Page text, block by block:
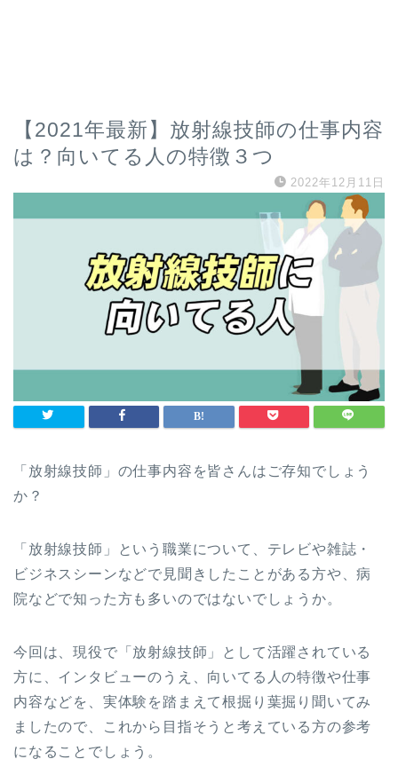
【2021年最新】放射線技師の仕事内容
は？向いてる人の特徴３つ
2022年12月11日
「放射線技師」の仕事内容を皆さんはご存知でしょう
か？
「放射線技師」という職業について、テレビや雑誌・
ビジネスシーンなどで見聞きしたことがある方や、病
院などで知った方も多いのではないでしょうか。
今回は、現役で「放射線技師」として活躍されている
方に、インタビューのうえ、向いてる人の特徴や仕事
内容などを、実体験を踏まえて根掘り葉掘り聞いてみ
ましたので、これから目指そうと考えている方の参考
になることでしょう。